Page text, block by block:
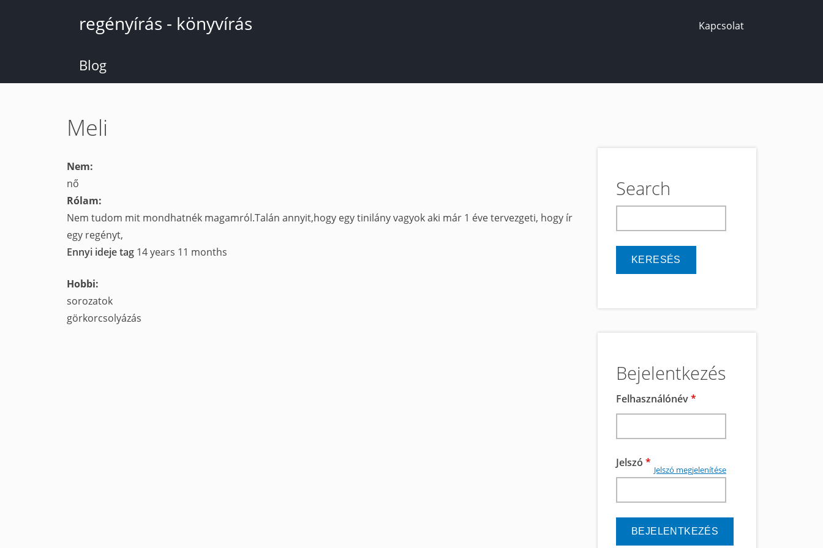
regényírás - könyvírás Kapcsolat
Blog
Meli
Nem:
nő
Rólam:
Nem tudom mit mondhatnék magamról.Talán annyit,hogy egy tinilány vagyok aki már 1 éve tervezgeti, hogy ír
egy regényt,
Ennyi ideje tag 14 years 11 months
Hobbi:
sorozatok
görkorcsolyázás
Search
Bejelentkezés
Felhasználónév*
Jelszó *
Jelszó megjelenítése